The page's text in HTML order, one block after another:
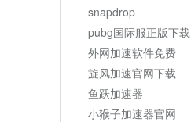
snapdrop
pubg国际服正版下载
外网加速软件免费
旋风加速官网下载
鱼跃加速器
小猴子加速器官网